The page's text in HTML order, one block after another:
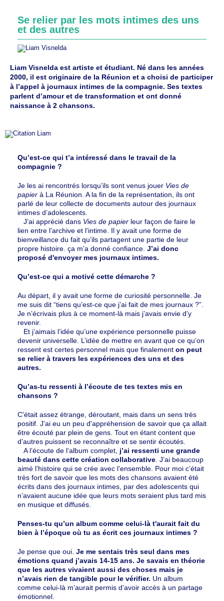
Se relier par les mots intimes des uns
et des autres
Liam Visnelda est artiste et étudiant. Né dans les années
2000, il est originaire de la Réunion et a choisi de participer
à l’appel à journaux intimes de la compagnie. Ses textes
parlent d’amour et de transformation et ont donné
naissance à 2 chansons.
Qu’est-ce qui t’a intéressé dans le travail de la
compagnie ?
Je les ai rencontrés lorsqu’ils sont venus jouer Vies de
papier à La Réunion. A la fin de la représentation, ils ont
parlé de leur collecte de documents autour des journaux
intimes d’adolescents.
J’ai apprécié dans Vies de papier leur façon de faire le
lien entre l’archive et l’intime. Il y avait une forme de
bienveillance du fait qu’ils partagent une partie de leur
propre histoire. ça m’a donné confiance. J’ai donc
proposé d'envoyer mes journaux intimes.
Qu’est-ce qui a motivé cette démarche ?
Au départ, il y avait une forme de curiosité personnelle. Je
me suis dit “tiens qu’est-ce que j’ai fait de mes journaux ?”.
Je n’écrivais plus à ce moment-là mais j’avais envie d’y
revenir.
Et j’aimais l’idée qu’une expérience personnelle puisse
devenir universelle. L’idée de mettre en avant que ce qu’on
ressent est certes personnel mais que finalement on peut
se relier à travers les expériences des uns et des
autres.
Qu’as-tu ressenti à l’écoute de tes textes mis en
chansons ?
C'était assez étrange, déroutant, mais dans un sens très
positif. J’ai eu un peu d'appréhension de savoir que ça allait
être écouté par plein de gens. Tout en étant content que
d’autres puissent se reconnaître et se sentir écoutés.
A l’écoute de l’album complet, j’ai ressenti une grande
beauté dans cette création collaborative . J’ai beaucoup
aimé l’histoire qui se crée avec l’ensemble. Pour moi c’était
très fort de savoir que les mots des chansons avaient été
écrits dans des journaux intimes, par des adolescents qui
n’avaient aucune idée que leurs mots seraient plus tard mis
en musique et diffusés.
Penses-tu qu’un album comme celui-là t'aurait fait du
bien à l’époque où tu as écrit ces journaux intimes ?
Je pense que oui. Je me sentais très seul dans mes
émotions quand j’avais 14-15 ans. Je savais en théorie
que les autres vivaient aussi des choses mais je
n’avais rien de tangible pour le vérifier. Un album
comme celui-là m’aurait permis d’avoir accès à un partage
émotionnel.